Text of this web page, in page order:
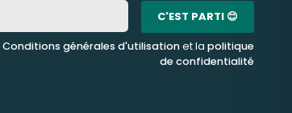
C'EST PARTI 😊
Conditions générales d'utilisationet la politique
de confidentialité